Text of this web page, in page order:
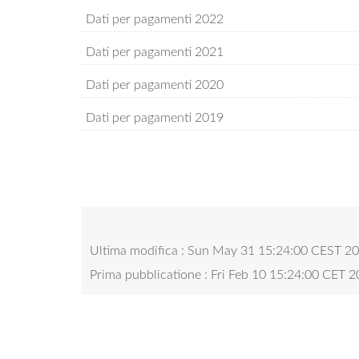
Dati per pagamenti 2022
Dati per pagamenti 2021
Dati per pagamenti 2020
Dati per pagamenti 2019
Ultima modifica : Sun May 31 15:24:00 CEST
Prima pubblicatione : Fri Feb 10 15:24:00 CET